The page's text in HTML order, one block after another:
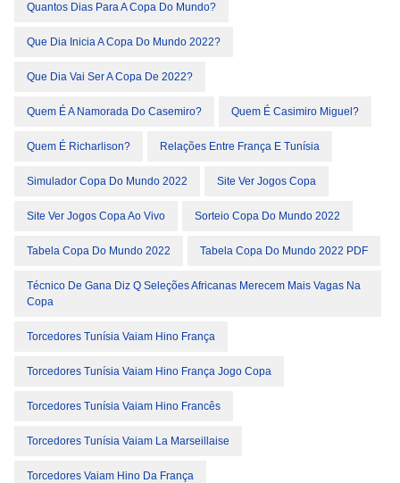
Quantos Dias Para A Copa Do Mundo?
Que Dia Inicia A Copa Do Mundo 2022?
Que Dia Vai Ser A Copa De 2022?
Quem É A Namorada Do Casemiro? Quem É Casimiro Miguel?
Quem É Richarlison? Relações Entre França E Tunísia
Simulador Copa Do Mundo 2022 Site Ver Jogos Copa
Site Ver Jogos Copa Ao Vivo Sorteio Copa Do Mundo 2022
Tabela Copa Do Mundo 2022 Tabela Copa Do Mundo 2022 PDF
Técnico De Gana Diz Q Seleções Africanas Merecem Mais Vagas Na
Copa
Torcedores Tunísia Vaiam Hino França
Torcedores Tunísia Vaiam Hino França Jogo Copa
Torcedores Tunísia Vaiam Hino Francês
Torcedores Tunísia Vaiam La Marseillaise
Torcedores Vaiam Hino Da França